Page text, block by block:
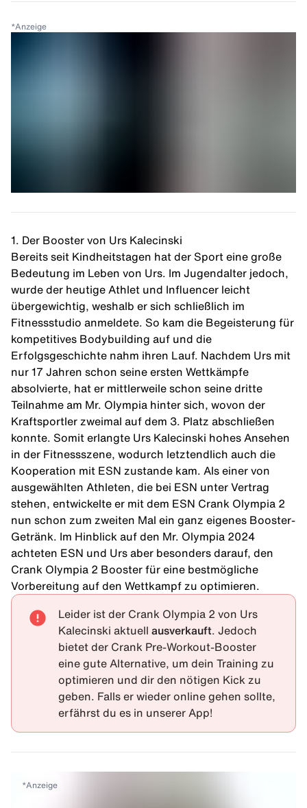
*Anzeige
1. Der Booster von Urs Kalecinski
Bereits seit Kindheitstagen hat der Sport eine große
Bedeutung im Leben von Urs . Im Jugendalter jedoch,
wurde der heutige Athlet und Influencer leicht
übergewichtig, weshalb er sich schließlich im
Fitnessstudio anmeldete. So kam die Begeisterung für
kompetitives Bodybuilding auf und die
Erfolgsgeschichte nahm ihren Lauf. Nachdem Urs mit
nur 17 Jahren schon seine ersten Wettkämpfe
absolvierte, hat er mittlerweile schon seine dritte
Teilnahme am Mr. Olympia hinter sich, wovon der
Kraftsportler zweimal auf dem 3. Platz abschließen
konnte. Somit erlangte Urs Kalecinski hohes Ansehen
in der Fitnessszene, wodurch letztendlich auch die
Kooperation mit ESN zustande kam. Als einer von
ausgewählten Athleten, die bei ESN unter Vertrag
stehen, entwickelte er mit dem ESN Crank Olympia 2
nun schon zum zweiten Mal ein ganz eigenes Booster-
Getränk. Im Hinblick auf den Mr. Olympia 2024
achteten ESN und Urs aber besonders darauf, den
Crank Olympia 2 Booster für eine bestmögliche
Vorbereitung auf den Wettkampf zu optimieren.
Leider ist der Crank Olympia 2 von Urs
Kalecinski aktuell ausverkauft . Jedoch
bietet der Crank Pre-Workout-Booster
eine gute Alternative, um dein Training zu
optimieren und dir den nötigen Kick zu
geben. Falls er wieder online gehen sollte,
erfährst du es in unserer App!
*Anzeige